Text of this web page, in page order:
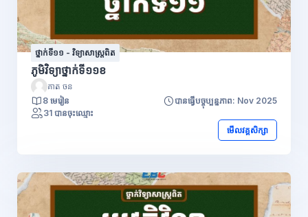
ថ្នាក់ទី១១ - វិទ្យាសាស្រ្តពិត
ភូមិវិទ្យាថ្នាក់ទី១១ខ
គាត ចន
8 មេរៀន
បានធ្វើបច្ចុប្បន្នភាព: Nov 2025
31 បានចុះឈ្មោះ
មើលវគ្គសិក្សា